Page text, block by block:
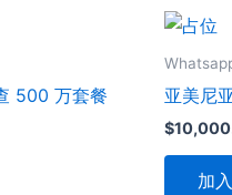
500 万套餐 亚美尼
$
加